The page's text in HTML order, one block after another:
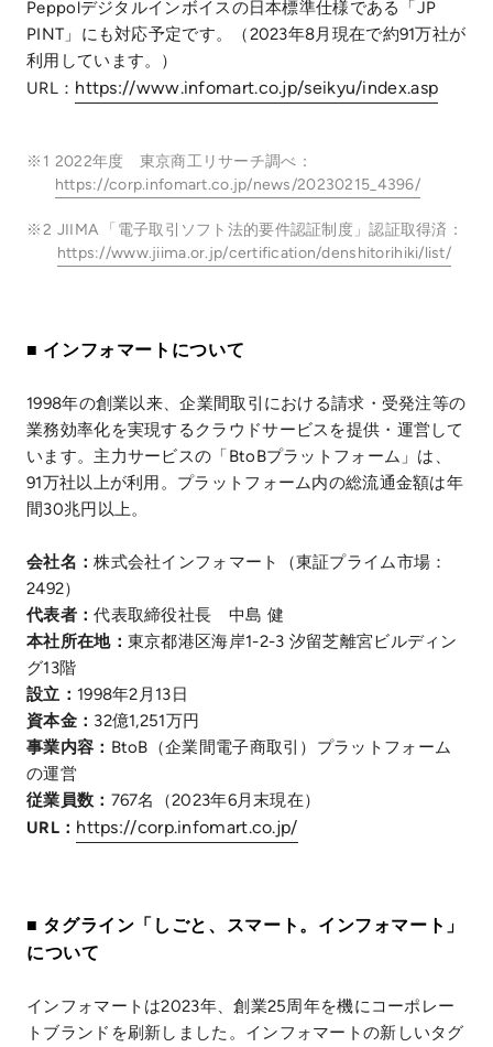
Peppolデジタルインボイスの日本標準仕様である「JP
PINT」にも対応予定です。（2023年8月現在で約91万社が
利用しています。）
URL： https://www.infomart.co.jp/seikyu/index.asp
※1 2022年度 東京商工リサーチ調べ：
https://corp.infomart.co.jp/news/20230215_4396/
※2 JIIMA 「電子取引ソフト法的要件認証制度」認証取得済：
https://www.jiima.or.jp/certification/denshitorihiki/list/
■ インフォマートについて
1998年の創業以来、企業間取引における請求・受発注等の
業務効率化を実現するクラウドサービスを提供・運営して
います。主力サービスの「BtoBプラットフォーム」は、
91万社以上が利用。プラットフォーム内の総流通金額は年
間30兆円以上。
会社名：株式会社インフォマート（東証プライム市場：
2492）
代表者：代表取締役社長 中島 健
本社所在地： 東京都港区海岸1-2-3 汐留芝離宮ビルディン
グ13階
設立： 1998年2月13日
資本金： 32億1,251万円
事業内容： BtoB（企業間電子商取引）プラットフォーム
の運営
従業員数： 767名（2023年6月末現在）
URL： https://corp.infomart.co.jp/
■ タグライン「しごと、スマート。インフォマート」
について
インフォマートは2023年、創業25周年を機にコーポレー
トブランドを刷新しました。インフォマートの新しいタグ